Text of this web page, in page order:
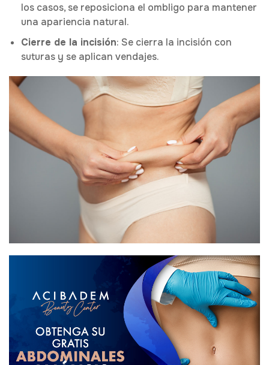
los casos, se reposiciona el ombligo para mantener
una apariencia natural.
Cierre de la incisión: Se cierra la incisión con
suturas y se aplican vendajes.